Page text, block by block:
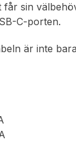
sin
C-porten.
är inte